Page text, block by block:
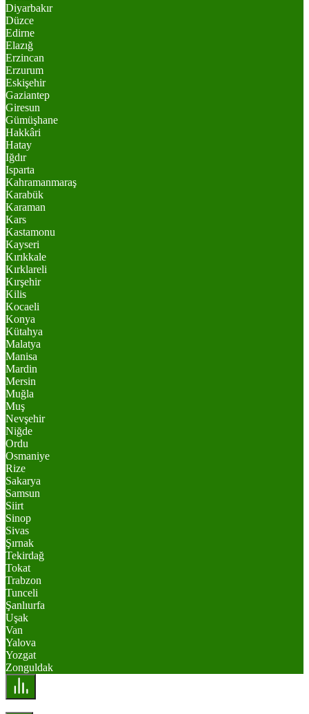
Diyarbakır
Düzce
Edirne
Elazığ
Erzincan
Erzurum
Eskişehir
Gaziantep
Giresun
Gümüşhane
Hakkâri
Hatay
Iğdır
Isparta
Kahramanmaraş
Karabük
Karaman
Kars
Kastamonu
Kayseri
Kırıkkale
Kırklareli
Kırşehir
Kilis
Kocaeli
Konya
Kütahya
Malatya
Manisa
Mardin
Mersin
Muğla
Muş
Nevşehir
Niğde
Ordu
Osmaniye
Rize
Sakarya
Samsun
Siirt
Sinop
Sivas
Şırnak
Tekirdağ
Tokat
Trabzon
Tunceli
Şanlıurfa
Uşak
Van
Yalova
Yozgat
Zonguldak